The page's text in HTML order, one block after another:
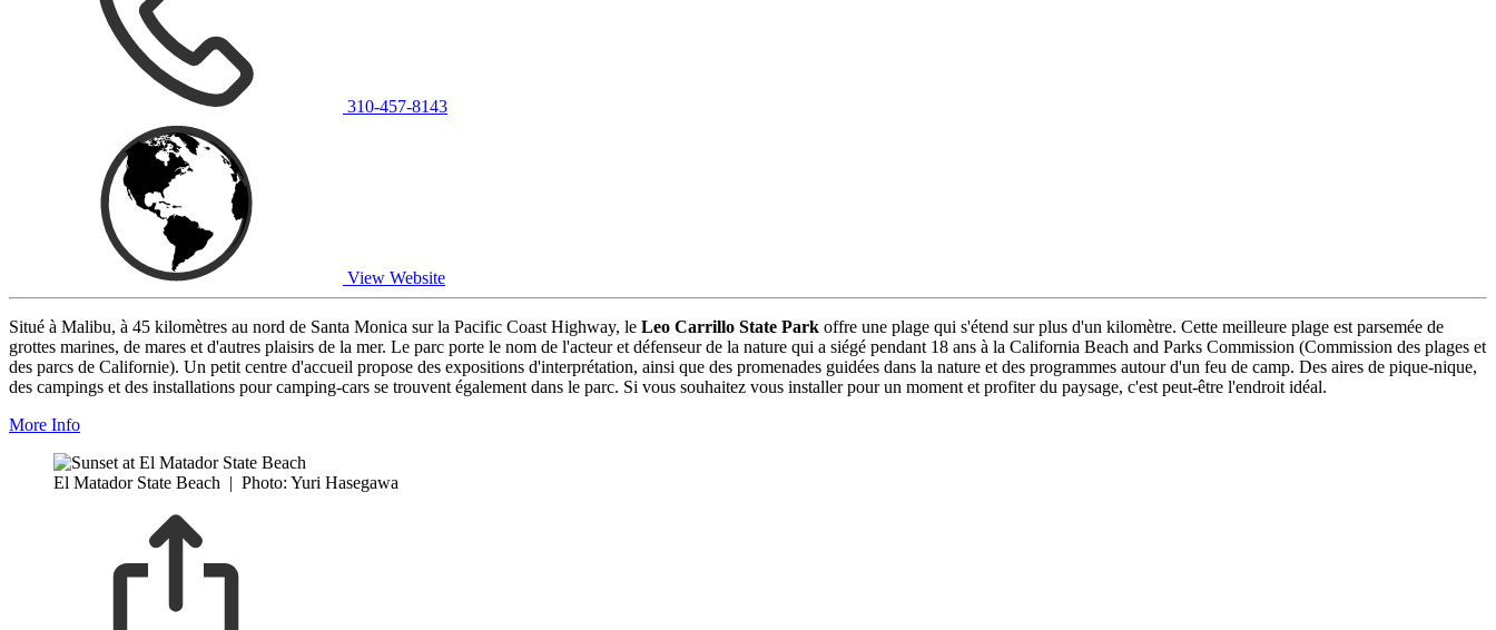
310-457-8143
View Website
Situé à Malibu, à 45 kilomètres au nord de Santa Monica sur la Pacific Coast Highway, le Leo Carrillo State Park offre une plage qui s'étend sur plus d'un kilomètre. Cette meilleure plage est parsemée de
grottes marines, de mares et d'autres plaisirs de la mer. Le parc porte le nom de l'acteur et défenseur de la nature qui a siégé pendant 18 ans à la California Beach and Parks Commission (Commission des plages et
des parcs de Californie). Un petit centre d'accueil propose des expositions d'interprétation, ainsi que des promenades guidées dans la nature et des programmes autour d'un feu de camp. Des aires de pique-nique,
des campings et des installations pour camping-cars se trouvent également dans le parc. Si vous souhaitez vous installer pour un moment et profiter du paysage, c'est peut-être l'endroit idéal.
More Info
El Matador State Beach | Photo: Yuri Hasegawa